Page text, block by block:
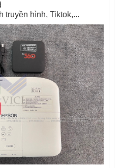
truyền hình, Tiktok,...